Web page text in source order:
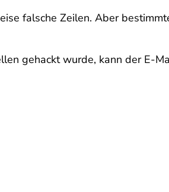
falsche Zeilen. Aber
gehackt wurde, kann der E-